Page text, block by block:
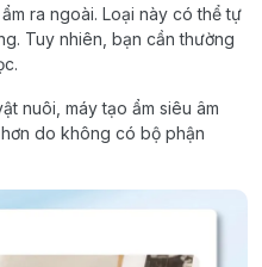
ra ngoài. Loại này có thể tự
Tuy nhiên, bạn cần thường
nuôi, máy tạo ẩm siêu âm
do không có bộ phận